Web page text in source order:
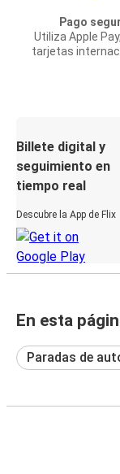
Pago
Utiliza Apple
tarjetas
Billete digital y
seguimiento en
tiempo real
Descubre la App de Flix
En esta
Paradas de